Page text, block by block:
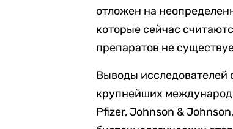
отложен на
которые сейчас
препаратов не
Выводы исследователей
крупнейших
Pfizer, Johnson &